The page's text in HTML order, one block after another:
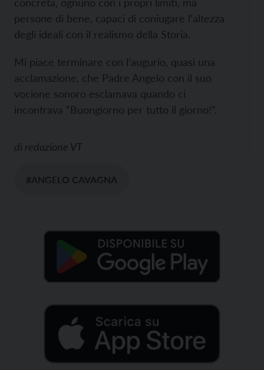
persone di bene, capaci di coniugare l’altezza
degli ideali con il realismo della Storia.
Mi piace terminare con l’augurio, quasi una
acclamazione, che Padre Angelo con il suo
vocione sonoro esclamava quando ci
incontrava “Buongiorno per tutto il giorno!”.
di redazione VT
#ANGELO CAVAGNA